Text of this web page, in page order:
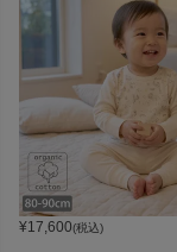
¥17,600(税込)